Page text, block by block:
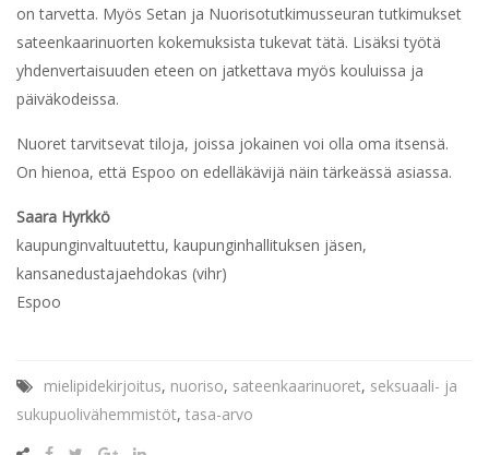
on tarvetta. Myös Setan ja Nuorisotutkimusseuran tutkimukset
sateenkaarinuorten kokemuksista tukevat tätä. Lisäksi työtä
yhdenvertaisuuden eteen on jatkettava myös kouluissa ja
päiväkodeissa.
Nuoret tarvitsevat tiloja, joissa jokainen voi olla oma itsensä.
On hienoa, että Espoo on edelläkävijä näin tärkeässä asiassa.
Saara Hyrkkö
kaupunginvaltuutettu, kaupunginhallituksen jäsen,
kansanedustajaehdokas (vihr)
Espoo
mielipidekirjoitus, nuoriso, sateenkaarinuoret, seksuaali- ja
sukupuolivähemmistöt, tasa-arvo